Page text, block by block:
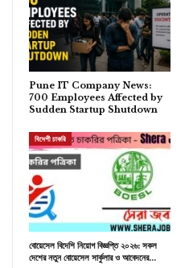
Pune IT Company News:
700 Employees Affected by
Sudden Startup Shutdown
বিদেশী চাকরি
বোয়েসেল বিদেশি নিয়োগ বিজ্ঞপ্তি ২০২৬: সকল
দেশের নতুন বোয়েসেল সার্কুলার ও আবেদনের…